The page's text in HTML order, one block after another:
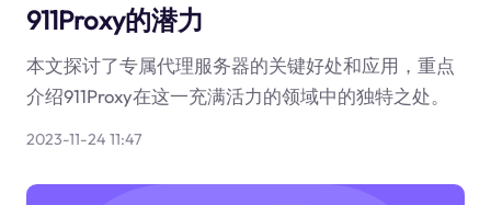
911Proxy的潜力
本文探讨了专属代理服务器的关键好处和应用，重点
介绍911Proxy在这一充满活力的领域中的独特之处。
2023-11-24 11:47